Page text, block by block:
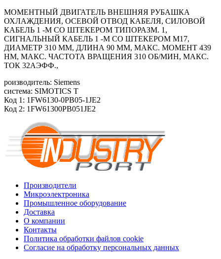
МОМЕНТНЫЙ ДВИГАТЕЛЬ ВНЕШНЯЯ РУБАШКА
ОХЛАЖДЕНИЯ, ОСЕВОЙ ОТВОД КАБЕЛЯ, СИЛОВОЙ
КАБЕЛЬ 1 -М СО ШТЕКЕРОМ ТИПОРАЗМ. 1,
СИГНАЛЬНЫЙ КАБЕЛЬ 1 -М СО ШТЕКЕРОМ M17,
ДИАМЕТР 310 ММ, ДЛИНА 90 ММ, МАКС. МОМЕНТ 439
HM, МАКС. ЧАСТОТА ВРАЩЕНИЯ 310 ОБ/МИН, МАКС.
ТОК 32АЭФФ.,
роизводитель: Siemens
система: SIMOTICS T
Код 1: 1FW6130-0PB05-1JE2
Код 2: 1FW61300PB051JE2
Производители
Микроэлектроника
Промышленное оборудование
Доставка
О компании
Контакты
Политика обработки файлов cookie
Согласие на обработку персональных данных